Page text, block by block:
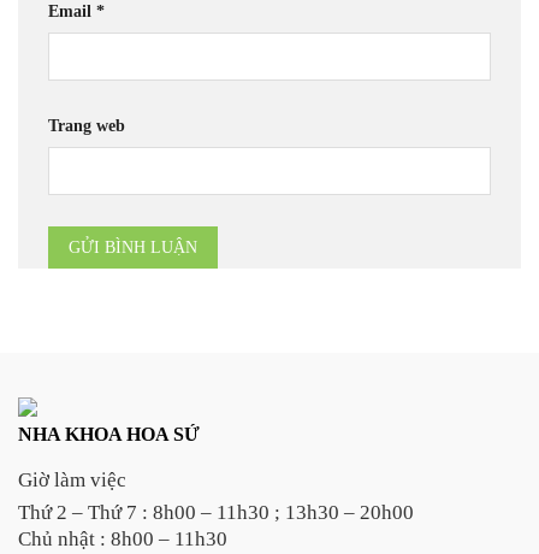
Email *
Trang web
NHA KHOA HOA SỨ
Giờ làm việc
Thứ 2 – Thứ 7 : 8h00 – 11h30 ; 13h30 – 20h00
Chủ nhật : 8h00 – 11h30